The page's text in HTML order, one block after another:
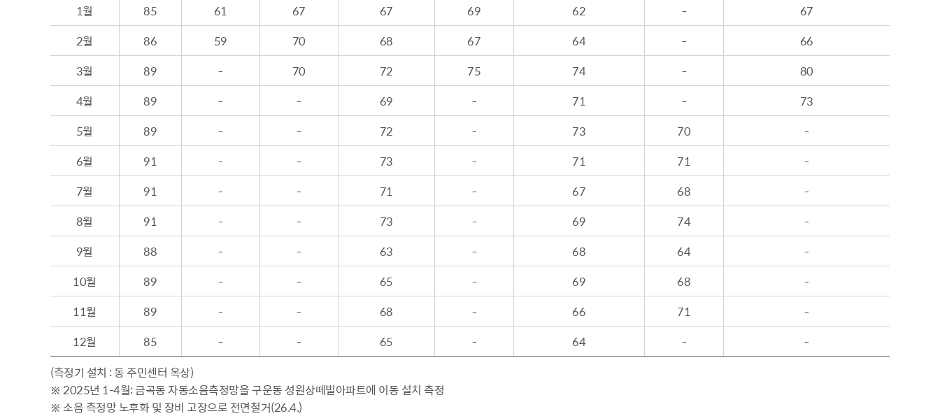
1월 85 61 67 67 69 62 -
67
2월
86 59 70 68 67 64 -
66
3월
89 - 70 72 75 74 -
80
4월
89 - - 69 - 71 -
73
5월
89 - - 72 - 73 70
-
6월
91 - - 73 - 71 71
-
7월
91 - - 71 - 67 68
-
8월
91 - - 73 - 69 74
-
9월
88 - - 63 - 68 64
-
10월
89 - - 65 - 69 68
-
11월
89 - - 68 - 66 71
-
12월
85 - - 65 - 64 -
-
(측정기 설치 : 동 주민센터 옥상)
※ 2025년 1-4월: 금곡동 자동소음측정망을 구운동 성원상떼빌아파트에 이동 설치 측정
※ 소음 측정망 노후화 및 장비 고장으로 전면철거(26.4.)